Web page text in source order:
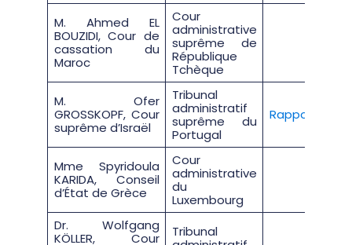
M. Ahmed EL
BOUZIDI, Cour de
cassation du
Maroc
Cour
administrative
suprême de
République
Tchèque
M. Ofer
GROSSKOPF, Cour
suprême d’Israël
Tribunal
administratif
suprême du
Portugal
Rapport
Mme Spyridoula
KARIDA, Conseil
d’État de Grèce
Cour
administrative
du
Luxembourg
Dr. Wolfgang
KÖLLER, Cour
Tribunal